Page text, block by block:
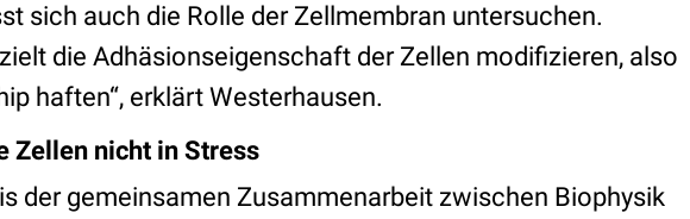
sich auch die Rolle der Zellmembran untersuchen.
die Adhäsionseigenschaft der Zellen modifizieren, also
haften“, erklärt Westerhausen.
Zellen nicht in Stress
der gemeinsamen Zusammenarbeit zwischen Biophysik